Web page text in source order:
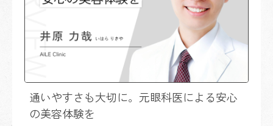
通いやすさも大切に。元眼科医による安心
の美容体験を